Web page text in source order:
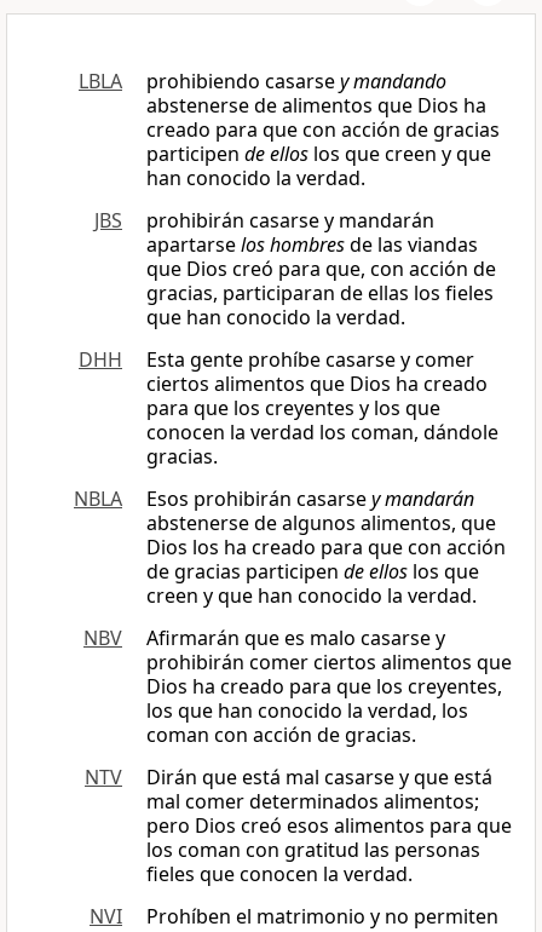
LBLA prohibiendo casarsey mandando
abstenerse de alimentos que Dios ha
creado para que con acción de gracias
participen de ellos los que creen y que
han conocido la verdad.
JBS
prohibirán casarse y mandarán
apartarselos hombresde las viandas
que Dios creó para que, con acción de
gracias, participaran de ellas los fieles
que han conocido la verdad.
DHH
Esta gente prohíbe casarse y comer
ciertos alimentos que Dios ha creado
para que los creyentes y los que
conocen la verdad los coman, dándole
gracias.
NBLA
Esos prohibirán casarsey mandarán
abstenerse de algunos alimentos, que
Dios los ha creado para que con acción
de gracias participen de ellos los que
creen y que han conocido la verdad.
NBV
Afirmarán que es malo casarse y
prohibirán comer ciertos alimentos que
Dios ha creado para que los creyentes,
los que han conocido la verdad, los
coman con acción de gracias.
NTV
Dirán que está mal casarse y que está
mal comer determinados alimentos;
pero Dios creó esos alimentos para que
los coman con gratitud las personas
fieles que conocen la verdad.
NVI
Prohíben el matrimonio y no permiten